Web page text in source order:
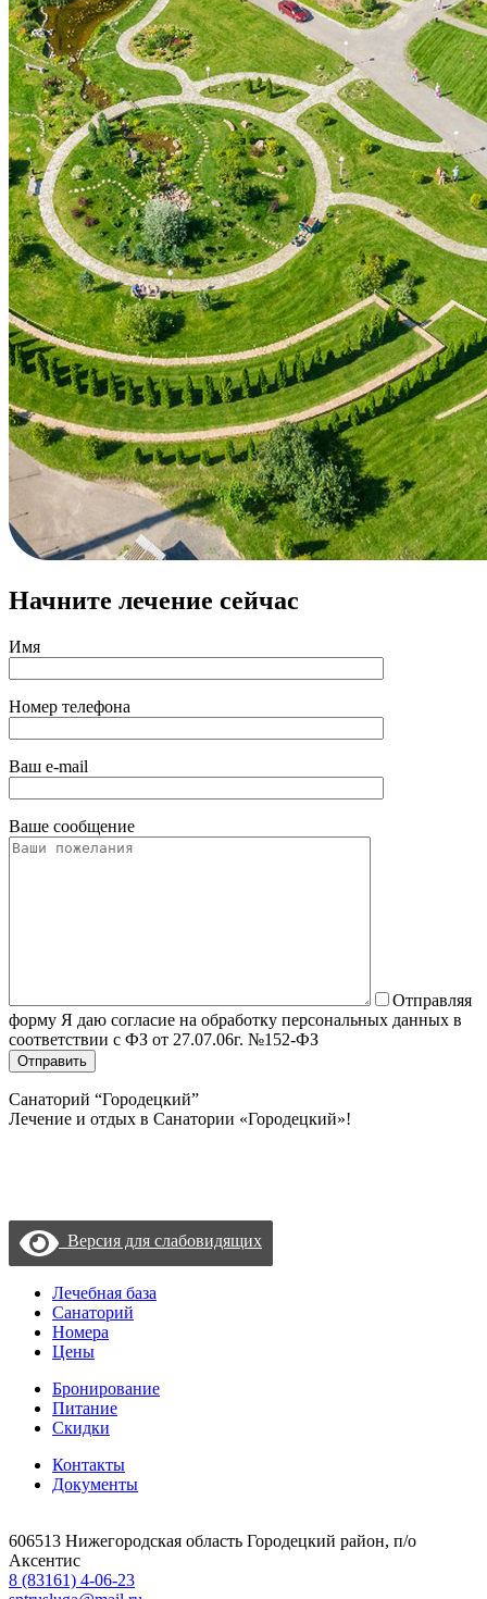
Начните лечение сейчас
Имя
Номер телефона
Ваш e-mail
Ваше сообщение
Отправляя
форму Я даю согласие на обработку персональных данных в
соответствии с ФЗ от 27.07.06г. №152-ФЗ
Санаторий “Городецкий”
Лечение и отдых в Санатории «Городецкий»!
Версия для слабовидящих
Лечебная база
Санаторий
Номера
Цены
Бронирование
Питание
Скидки
Контакты
Документы
606513 Нижегородская область Городецкий район, п/о
Аксентис
8 (83161) 4-06-23